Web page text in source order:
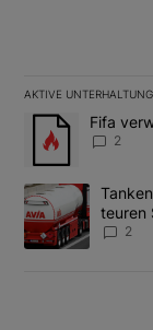
AKTIVE
Das Folgende
Ein Trendartikel
Fifa
2
Ein Trendartikel
teuren
2